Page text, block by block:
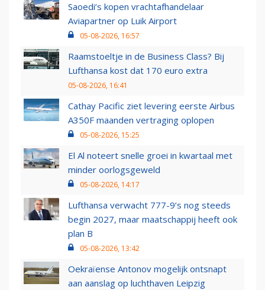
Saoedi’s kopen vrachtafhandelaar
Aviapartner op Luik Airport
05-08-2026, 16:57
Raamstoeltje in de Business Class? Bij
Lufthansa kost dat 170 euro extra
05-08-2026, 16:41
Cathay Pacific ziet levering eerste Airbus
A350F maanden vertraging oplopen
05-08-2026, 15:25
El Al noteert snelle groei in kwartaal met
minder oorlogsgeweld
05-08-2026, 14:17
Lufthansa verwacht 777-9’s nog steeds
begin 2027, maar maatschappij heeft ook
plan B
05-08-2026, 13:42
Oekraïense Antonov mogelijk ontsnapt
aan aanslag op luchthaven Leipzig